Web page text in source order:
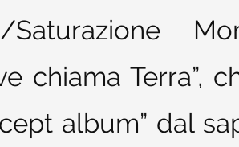
Saturazione
chiama Terra”,
album” dal